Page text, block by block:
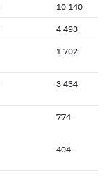
10 140
4 493
1 702
3 434
774
404